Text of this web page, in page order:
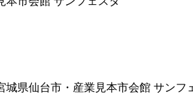
県仙台市・産業見本市会館 サンフ